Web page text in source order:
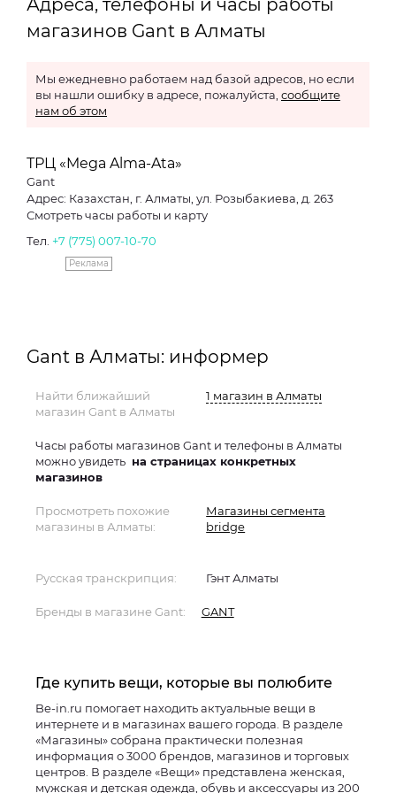
Адреса, телефоны и часы работы
магазинов Gant в Алматы
Мы ежедневно работаем над базой адресов, но если
вы нашли ошибку в адресе, пожалуйста, сообщите
нам об этом
ТРЦ «Mega Alma-Ata»
Gant
Адрес: Казахстан, г. Алматы, ул. Розыбакиева, д. 263
Смотреть часы работы и карту
Тел. +7 (775) 007-10-70
Реклама
Gant в Алматы: информер
Найти ближайший
магазин Gant в Алматы
1 магазин в Алматы
Часы работы магазинов Gant и телефоны в Алматы
можно увидеть на страницах конкретных
магазинов
Просмотреть похожие
магазины в Алматы:
Магазины сегмента
bridge
Русская транскрипция: Гэнт Алматы
Бренды в магазине Gant: GANT
Где купить вещи, которые вы полюбите
Be-in.ru помогает находить актуальные вещи в
интернете и в магазинах вашего города. В разделе
«Магазины» собрана практически полезная
информация о 3000 брендов, магазинов и торговых
центров. В разделе «Вещи» представлена женская,
мужская и детская одежда, обувь и аксессуары из 200